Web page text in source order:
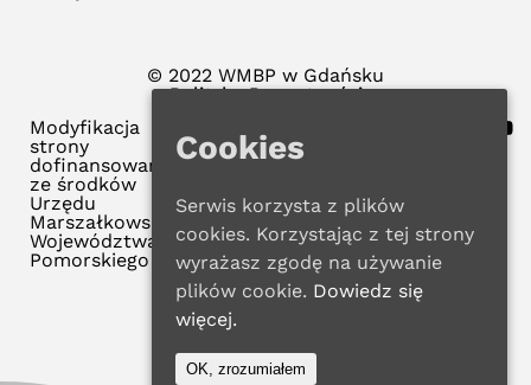
© 2022 WMBP w Gdańsku
Polityka Prywatności
Modyfikacja
strony
dofinansowana
ze środków
Urzędu
Marszałkowskiego
Województwa
Pomorskiego
Cookies
Serwis korzysta z plików
cookies. Korzystając z tej strony
wyrażasz zgodę na używanie
plików cookie. Dowiedz się
więcej.
OK, zrozumiałem